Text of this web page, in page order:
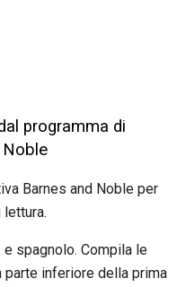
programma di
Noble
Barnes and Noble per
spagnolo. Compila le
inferiore della prima